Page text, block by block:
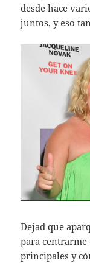
desde hace
juntos, y eso
Dejad que
para
principales y